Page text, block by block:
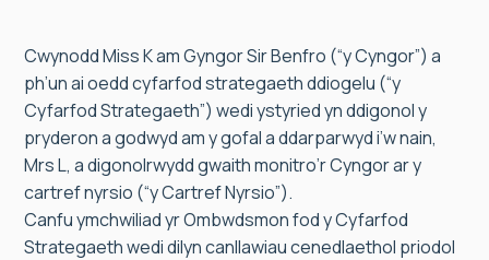
Cwynodd Miss K am Gyngor Sir Benfro (“y Cyngor”) a
ph’un ai oedd cyfarfod strategaeth ddiogelu (“y
Cyfarfod Strategaeth”) wedi ystyried yn ddigonol y
pryderon a godwyd am y gofal a ddarparwyd i’w nain,
Mrs L, a digonolrwydd gwaith monitro’r Cyngor ar y
cartref nyrsio (“y Cartref Nyrsio”).
Canfu ymchwiliad yr Ombwdsmon fod y Cyfarfod
Strategaeth wedi dilyn canllawiau cenedlaethol priodol